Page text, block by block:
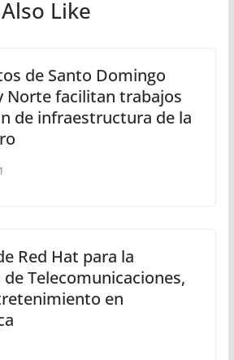
Like
de Santo Domingo
Norte facilitan trabajos
de infraestructura de la
Red Hat para la
Telecomunicaciones,
en